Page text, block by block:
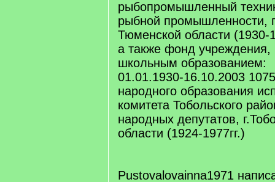
рыбопромышленный
рыбной промышленности,
Тюменской области (1930-
а также фонд учреждения,
школьным образованием:
01.01.1930-16.10.2003
народного образования
комитета Тобольского
народных депутатов,
области (1924-1977гг.)
Pustovalovainna1971